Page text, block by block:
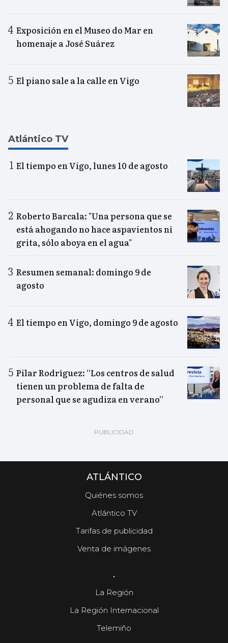
Exposición en el Museo do Mar en
homenaje a José Suárez
El piano sale a la calle en Vigo
Atlántico TV
El tiempo en Vigo, lunes 10 de agosto
Roberto Barcala: "Una persona que se
está ahogando no hace aspavientos ni
grita, sólo aboya en el agua"
Resumen semanal: domingo 9 de
agosto
El tiempo en Vigo, domingo 9 de agosto
Pilar Rodríguez: “Los centros de salud
tienen un problema de falta de
personal que se agudiza en verano”
ATLÁNTICO
Quiénes somos
Atlántico TV
Tarifas de publicidad
Venta de imágenes
.
La Región
La Región Internacional
Telemiño